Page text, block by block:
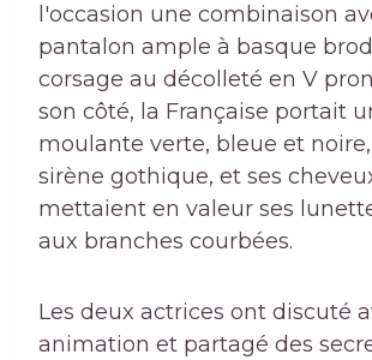
l'occasion une combinaison
pantalon ample à basque
corsage au décolleté en V
son côté, la Française portait
moulante verte, bleue et
sirène gothique, et ses
mettaient en valeur ses
aux branches courbées.
Les deux actrices ont discuté
animation et partagé des